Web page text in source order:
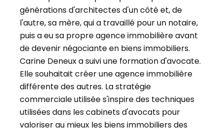
générations d'architectes d'un côté et, de
l'autre, sa mère, qui a travaillé pour un notaire,
puis a eu sa propre agence immobilière avant
de devenir négociante en biens immobiliers.
Carine Deneux a suivi une formation d'avocate.
Elle souhaitait créer une agence immobilière
différente des autres. La stratégie
commerciale utilisée s'inspire des techniques
utilisées dans les cabinets d'avocats pour
valoriser au mieux les biens immobiliers des